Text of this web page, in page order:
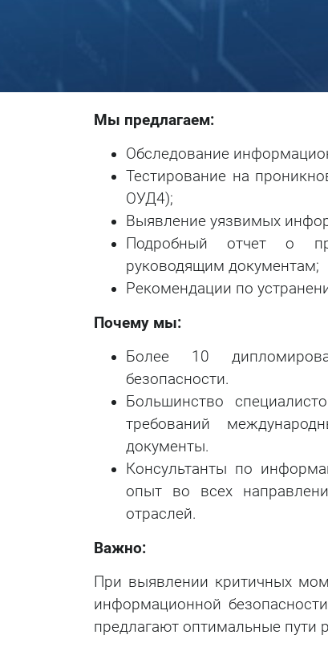
Мы предлагаем:
Обследование
Тестирование на
ОУД4);
Выявление уязвимых
Подробный отчет о
руководящим документам;
Рекомендации по
Почему мы:
Более 10
безопасности.
Большинство
требований
документы.
Консультанты по
опыт во всех
отраслей.
Важно:
При выявлении критичных
информационной
предлагают оптимальные пути